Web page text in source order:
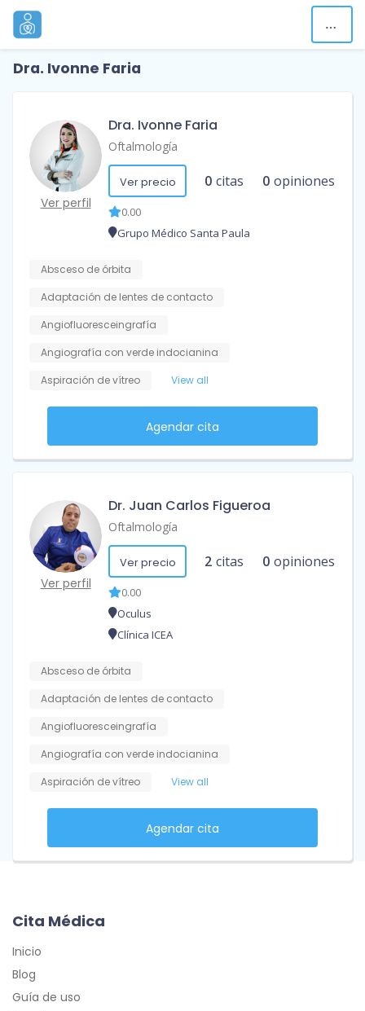
Dra. Ivonne Faria
Ver perfil
Dra. Ivonne Faria
Oftalmología
Ver precio 0 citas 0 opiniones
0.00
Grupo Médico Santa Paula
Absceso de órbita
Adaptación de lentes de contacto
Angiofluoresceingrafía
Angiografía con verde indocianina
Aspiración de vítreo
View all
Agendar cita
Ver perfil
Dr. Juan Carlos Figueroa
Oftalmología
Ver precio 2 citas 0 opiniones
0.00
Oculus
Clínica ICEA
Absceso de órbita
Adaptación de lentes de contacto
Angiofluoresceingrafía
Angiografía con verde indocianina
Aspiración de vítreo
View all
Agendar cita
Cita Médica
Inicio
Blog
Guía de uso